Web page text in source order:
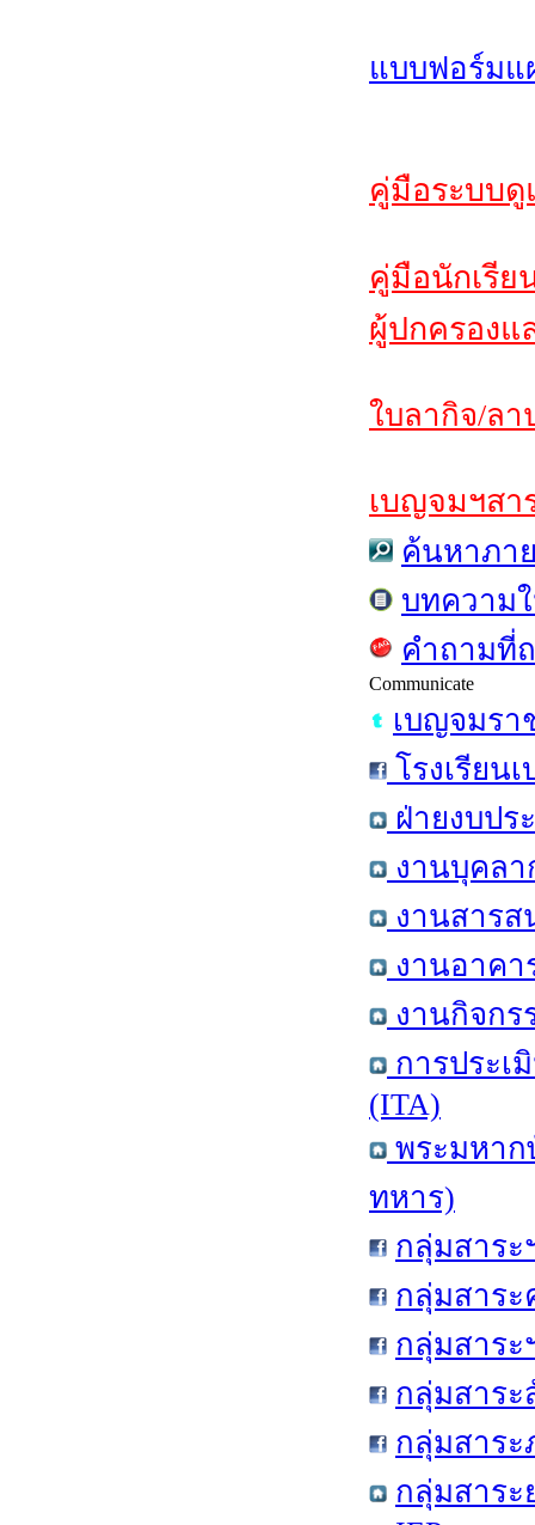
แบบฟอร์มแ
คู่มือระบบดู
คู่มือนักเรีย
ผู้ปกครองแ
ใบลากิจ/ลา
เบญจมฯสา
ค้นหาภา
บทความ
คำถามที่
Communicate
เบญจมรา
โรงเรียน
ฝ่ายงบปร
งานบุคลา
งานสารส
งานอาคา
งานกิจกร
การประเ
(ITA)
พระมหาก
ทหาร)
กลุ่มสาระ
กลุ่มสาร
กลุ่มสาระ
กลุ่มสาร
กลุ่มสาระ
กลุ่มสาระ